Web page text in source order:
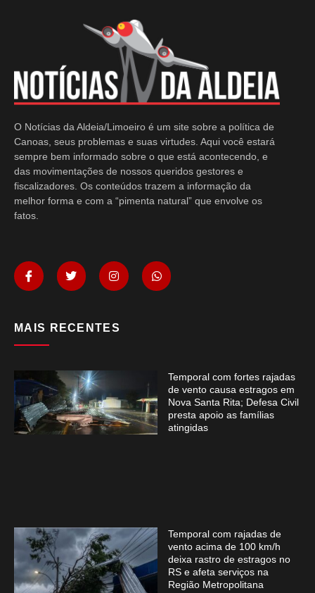
O Notícias da Aldeia/Limoeiro é um site sobre a política de
Canoas, seus problemas e suas virtudes. Aqui você estará
sempre bem informado sobre o que está acontecendo, e
das movimentações de nossos queridos gestores e
fiscalizadores. Os conteúdos trazem a informação da
melhor forma e com a “pimenta natural” que envolve os
fatos.
MAIS RECENTES
Temporal com fortes rajadas
de vento causa estragos em
Nova Santa Rita; Defesa Civil
presta apoio as famílias
atingidas
Temporal com rajadas de
vento acima de 100 km/h
deixa rastro de estragos no
RS e afeta serviços na
Região Metropolitana